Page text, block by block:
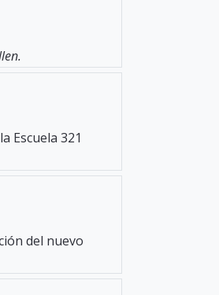
Escuela 321
del nuevo